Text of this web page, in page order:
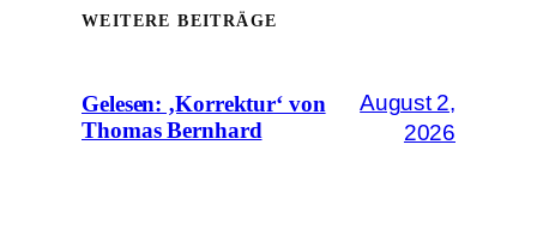
WEITERE BEITRÄGE
Gelesen: ‚Korrektur‘ von
Thomas Bernhard
August 2,
2026